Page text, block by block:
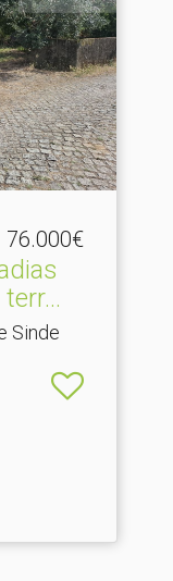
76.000€
Sinde